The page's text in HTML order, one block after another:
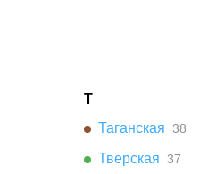
Т
Таганская 38
Тверская 37